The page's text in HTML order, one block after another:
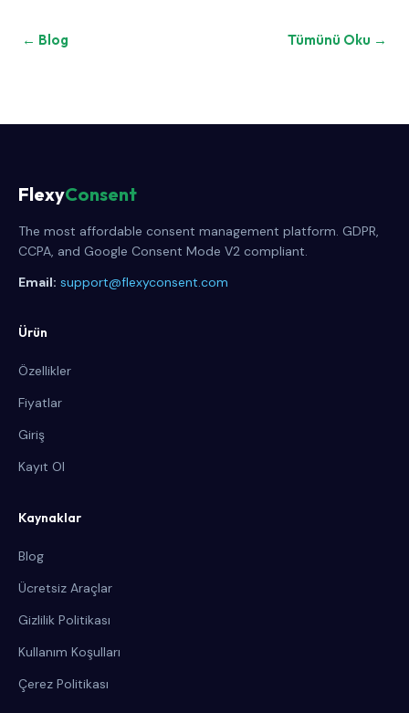
← Blog Tümünü Oku →
FlexyConsent
The most affordable consent management platform. GDPR,
CCPA, and Google Consent Mode V2 compliant.
Email: support@flexyconsent.com
Ürün
Özellikler
Fiyatlar
Giriş
Kayıt Ol
Kaynaklar
Blog
Ücretsiz Araçlar
Gizlilik Politikası
Kullanım Koşulları
Çerez Politikası